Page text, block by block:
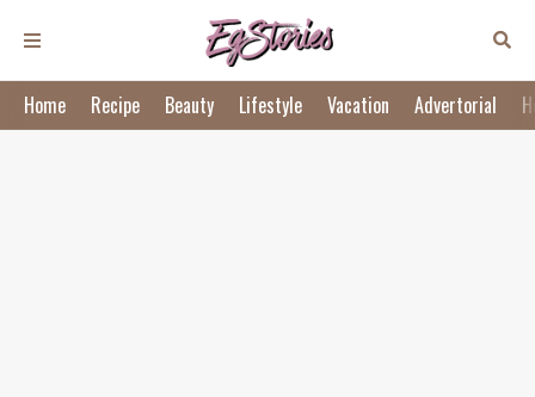
Home Recipe Beauty Lifestyle Vacation Advertorial